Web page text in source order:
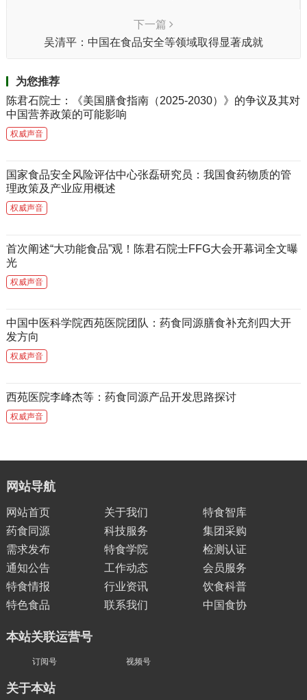
下一篇
吴清平：中国在食品安全等领域取得显著成就
为您推荐
陈君石院士：《美国膳食指南（2025-2030）》的争议及其对
中国营养政策的可能影响
权威声音
国家食品安全风险评估中心张磊研究员：我国食药物质的管
理政策及产业应用概述
权威声音
首次阐述“大功能食品”观！陈君石院士FFG大会开幕词全文曝
光
权威声音
中国中医科学院西苑医院团队：药食同源膳食补充剂四大开
发方向
权威声音
西苑医院李峰杰等：药食同源产品开发思路探讨
权威声音
网站导航
网站首页 关于我们
特食智库
药食同源
科技服务
集团采购
需求发布
特食学院
检测认证
通知公告
工作动态
会员服务
特食情报
行业资讯
饮食科普
特色食品
联系我们 中国食协
本站关联运营号
订阅号 视频号
关于本站